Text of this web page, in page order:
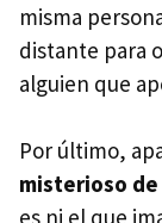
misma
distante para
alguien que
Por último,
misterioso
es ni el que